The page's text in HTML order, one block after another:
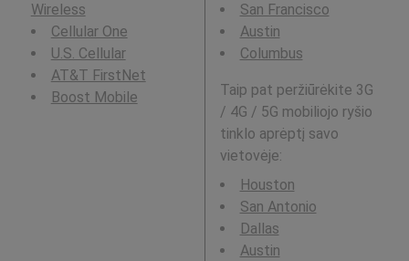
Wireless
Cellular One
U.S. Cellular
AT&T FirstNet
Boost Mobile
San Francisco
Austin
Columbus
Taip pat peržiūrėkite 3G
/ 4G / 5G mobiliojo ryšio
tinklo aprėptį savo
vietovėje:
Houston
San Antonio
Dallas
Austin